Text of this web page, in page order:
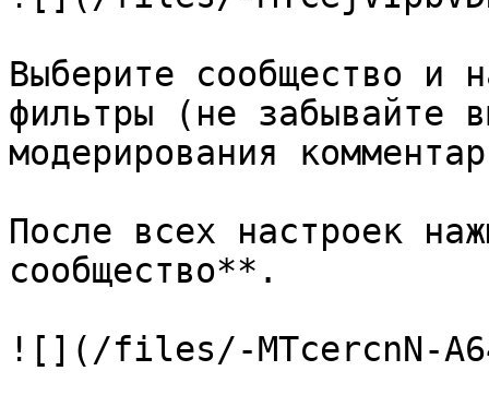
Выберите сообщество и
фильтры (не забывайте
модерирования
После всех настроек
сообщество**.
![](/files/-MTcercnN-